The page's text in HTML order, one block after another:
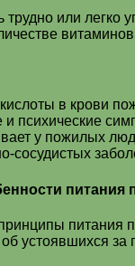
трудно или
в крови
и психические
у пожилых
сосудистых
питания
устоявшихся